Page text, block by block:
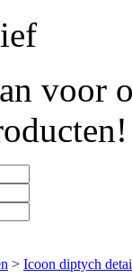
voor
> Icoon diptych